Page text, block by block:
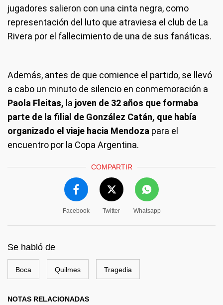
jugadores salieron con una cinta negra, como
representación del luto que atraviesa el club de La
Rivera por el fallecimiento de una de sus fanáticas.
Además, antes de que comience el partido, se llevó
a cabo un minuto de silencio en conmemoración a
Paola Fleitas, la joven de 32 años que formaba
parte de la filial de González Catán, que había
organizado el viaje hacia Mendoza para el
encuentro por la Copa Argentina.
COMPARTIR
Facebook Twitter Whatsapp
Se habló de
Boca Quilmes Tragedia
NOTAS RELACIONADAS